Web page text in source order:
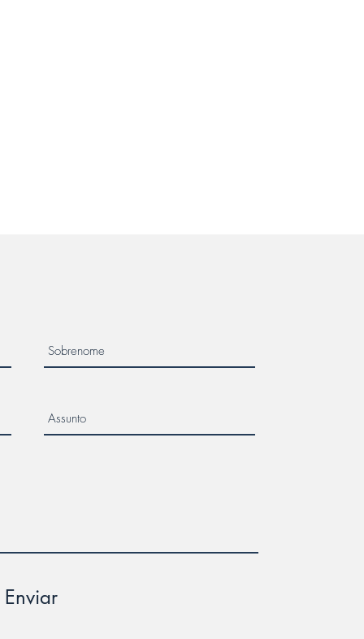
Enviar